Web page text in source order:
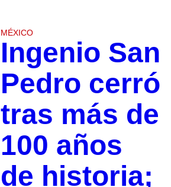
MÉXICO
Ingenio San
Pedro cerró
tras más de
100 años
de historia;